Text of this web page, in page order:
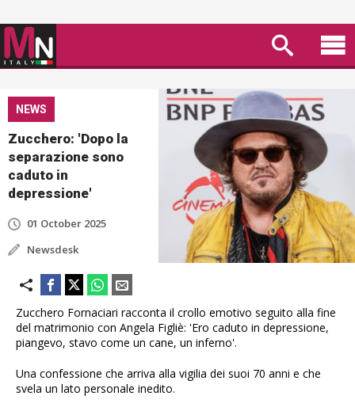
NEWS
Zucchero: 'Dopo la
separazione sono
caduto in
depressione'
01 October 2025
Newsdesk
Zucchero Fornaciari racconta il crollo emotivo seguito alla fine
del matrimonio con Angela Figliè: 'Ero caduto in depressione,
piangevo, stavo come un cane, un inferno'.
Una confessione che arriva alla vigilia dei suoi 70 anni e che
svela un lato personale inedito.